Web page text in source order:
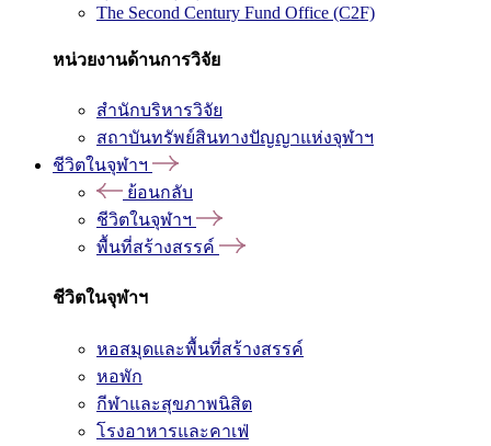
The Second Century Fund Office (C2F)
หน่วยงานด้านการวิจัย
สำนักบริหารวิจัย
สถาบันทรัพย์สินทางปัญญาแห่งจุฬาฯ
ชีวิตในจุฬาฯ
ย้อนกลับ
ชีวิตในจุฬาฯ
พื้นที่สร้างสรรค์
ชีวิตในจุฬาฯ
หอสมุดและพื้นที่สร้างสรรค์
หอพัก
กีฬาและสุขภาพนิสิต
โรงอาหารและคาเฟ่